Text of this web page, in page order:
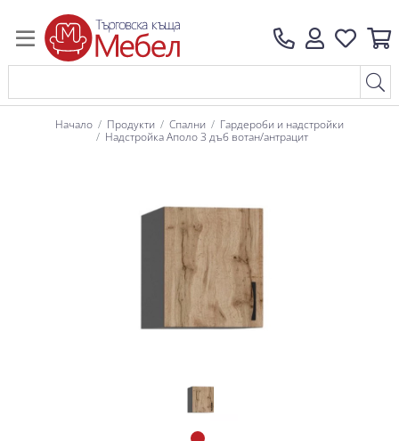
Начало Продукти Спални
Гардероби и надстройки
Надстройка Аполо 3 дъб вотан/антрацит